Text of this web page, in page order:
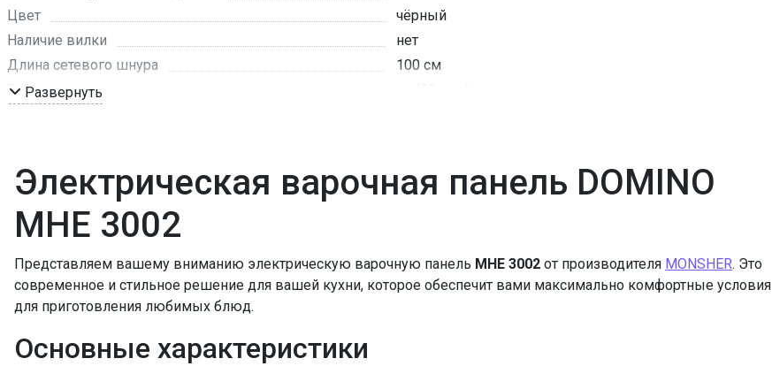
Цвет
чёрный
Наличие вилки
нет
Длина сетевого шнура
100 см
Таймер
Диаметр зон, мм. задняя
200 мм
Диаметр зон, мм. передняя
Тип нагрева
ПРОМО Скидка
=9891.00
Развернуть
Электрическая варочная панель DOMINO
MHE 3002
Представляем вашему вниманию электрическую варочную панель MHE 3002 от производителя MONSHER. Это
современное и стильное решение для вашей кухни, которое обеспечит вами максимально комфортные условия
для приготовления любимых блюд.
Основные характеристики